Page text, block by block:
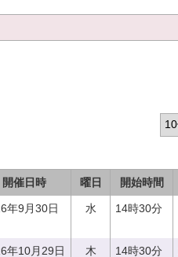
開催日時 曜日 開始時間
年9月30日 水 14時30分
年10月29日 木 14時30分